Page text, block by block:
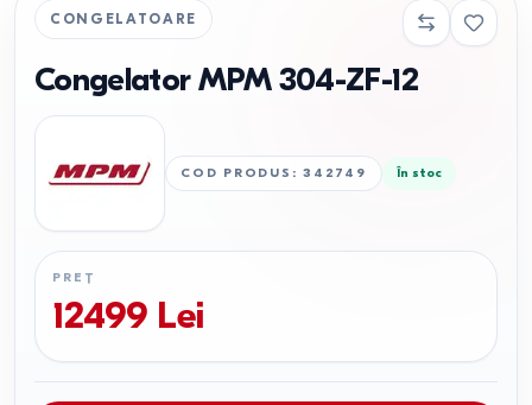
CONGELATOARE
Congelator MPM 304-ZF-12
COD PRODUS :342749 În stoc
PREȚ
12499 Lei